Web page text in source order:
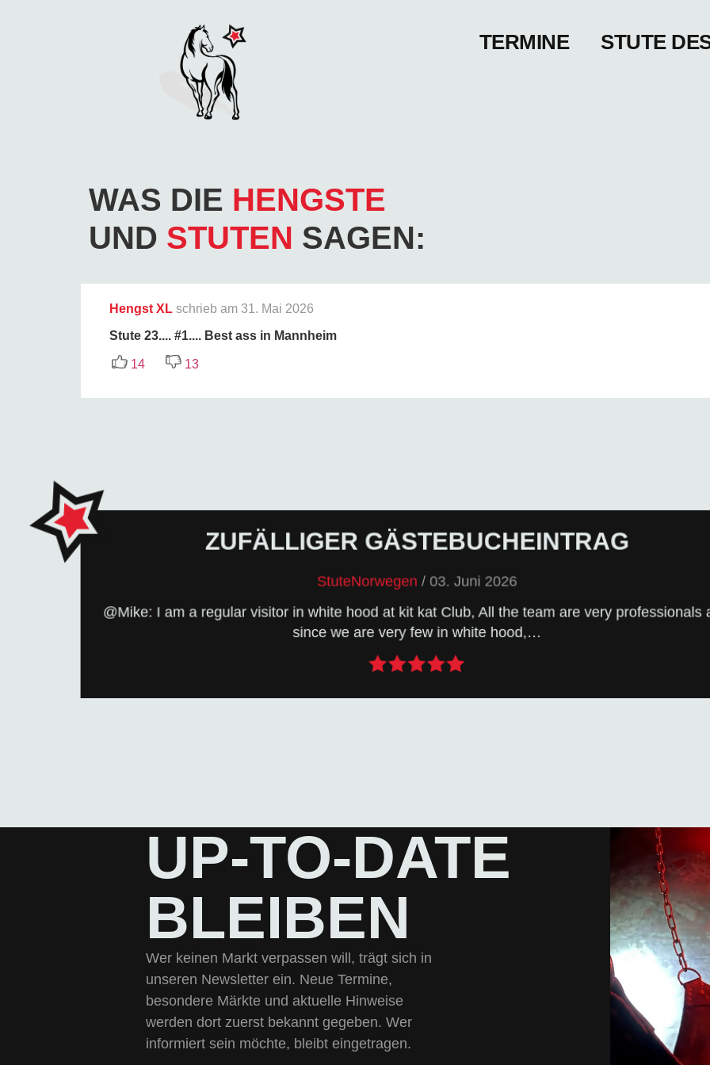
TERMINE STUTE
WAS DIE HENGSTE
UND STUTEN SAGEN:
Hengst XL schrieb am 31. Mai 2026
Stute 23.... #1.... Best ass in Mannheim
14 13
ZUFÄLLIGER GÄSTEBUCHEINTRAG
StuteNorwegen / 03. Juni 2026
@Mike: I am a regular visitor in white hood at kit kat Club, All the team are very professionals
since we are very few in white hood,…
LASS UNS EINEN GÄSTEBUCHEINTRAG DA!
Schreib uns ein paar Zeilen ins Gästebuch – und mit etwas Glück wird dein Eintrag hier
zufällig auf der Seite angezeigt. Also los: in die Tasten hauen!
ZUM GÄSTEBUCH
UP-TO-DATE
BLEIBEN
Wer keinen Markt verpassen will, trägt sich in
unseren Newsletter ein. Neue Termine,
besondere Märkte und aktuelle Hinweise
werden dort zuerst bekannt gegeben. Wer
informiert sein möchte, bleibt eingetragen.